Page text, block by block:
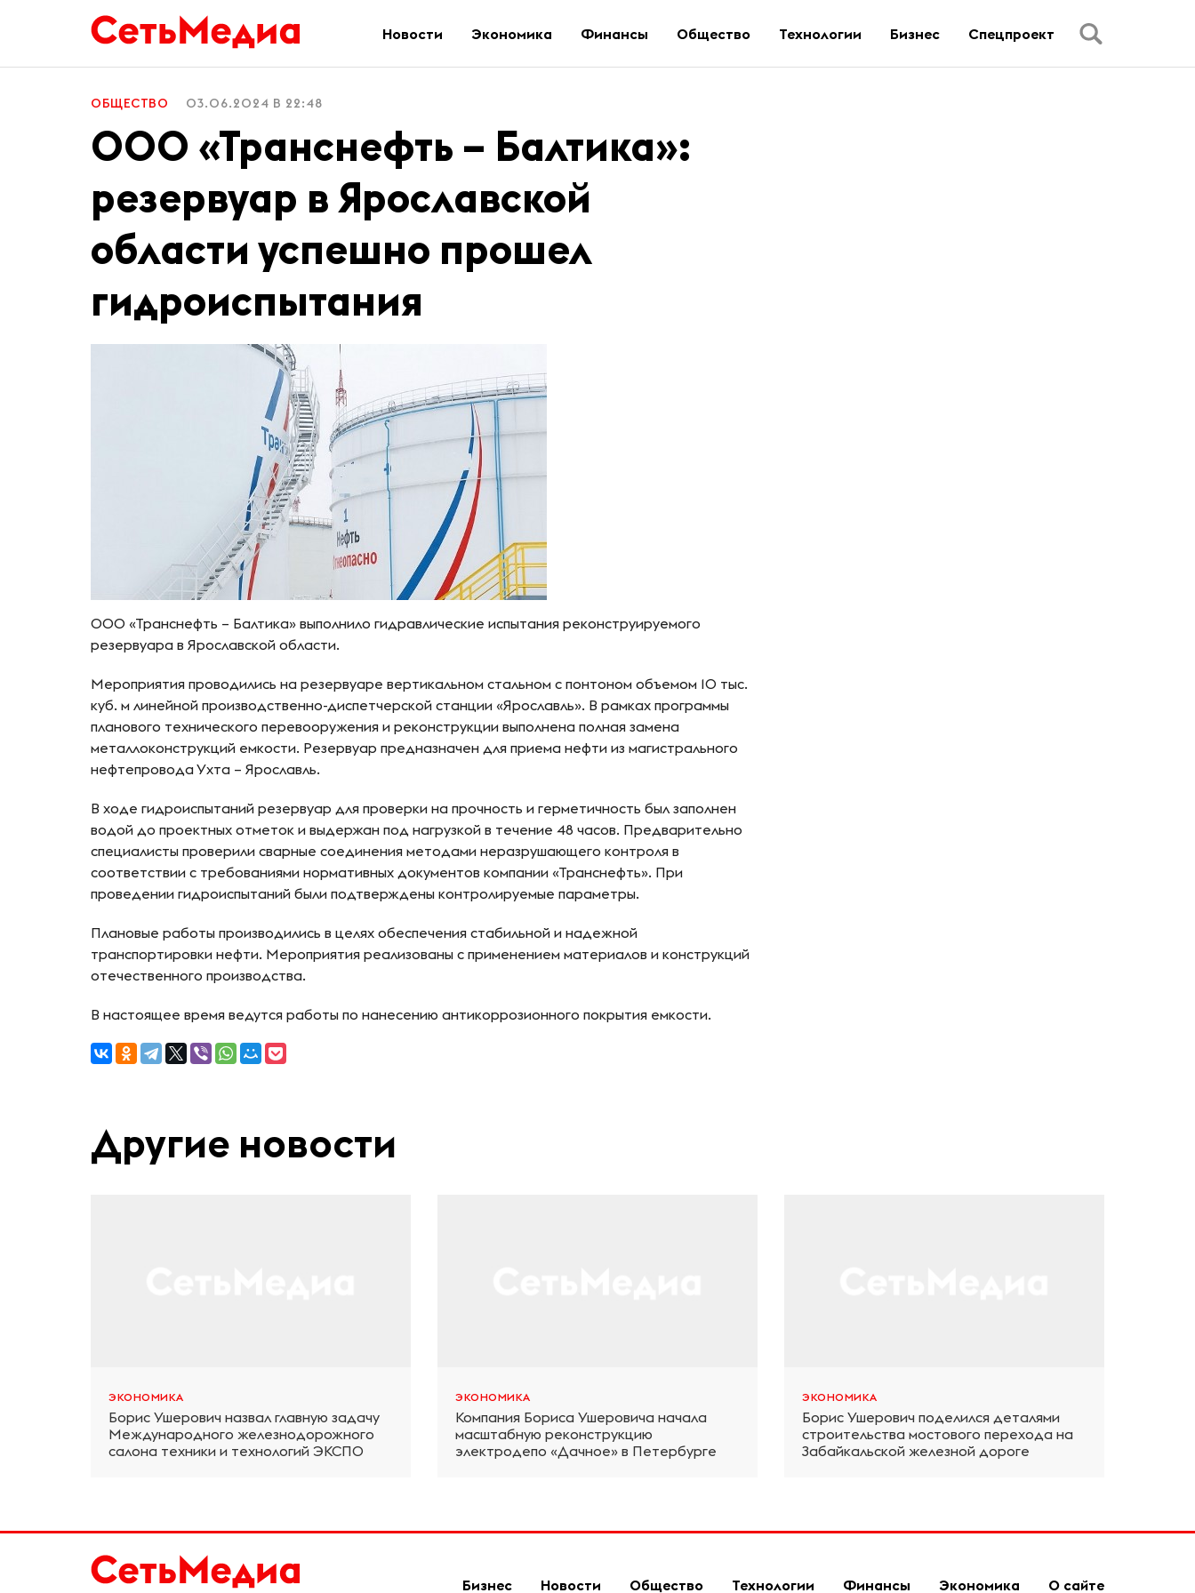
Новости Экономика Финансы Общество Технологии Бизнес Спецпроект
ОБЩЕСТВО 03.06.2024 В 22:48
ООО «Транснефть – Балтика»:
резервуар в Ярославской
области успешно прошел
гидроиспытания
ООО «Транснефть – Балтика» выполнило гидравлические испытания реконструируемого
резервуара в Ярославской области.
Мероприятия проводились на резервуаре вертикальном стальном с понтоном объемом 10 тыс.
куб. м линейной производственно-диспетчерской станции «Ярославль». В рамках программы
планового технического перевооружения и реконструкции выполнена полная замена
металлоконструкций емкости. Резервуар предназначен для приема нефти из магистрального
нефтепровода Ухта – Ярославль.
В ходе гидроиспытаний резервуар для проверки на прочность и герметичность был заполнен
водой до проектных отметок и выдержан под нагрузкой в течение 48 часов. Предварительно
специалисты проверили сварные соединения методами неразрушающего контроля в
соответствии с требованиями нормативных документов компании «Транснефть». При
проведении гидроиспытаний были подтверждены контролируемые параметры.
Плановые работы производились в целях обеспечения стабильной и надежной
транспортировки нефти. Мероприятия реализованы с применением материалов и конструкций
отечественного производства.
В настоящее время ведутся работы по нанесению антикоррозионного покрытия емкости.
Другие новости
ЭКОНОМИКА
Борис Ушерович назвал главную задачу
Международного железнодорожного
салона техники и технологий ЭКСПО
ЭКОНОМИКА
Компания Бориса Ушеровича начала
масштабную реконструкцию
электродепо «Дачное» в Петербурге
ЭКОНОМИКА
Борис Ушерович поделился деталями
строительства мостового перехода на
Забайкальской железной дороге
Бизнес Новости Общество Технологии Финансы Экономика О сайте